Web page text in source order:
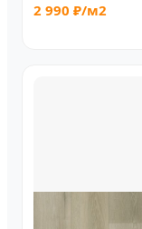
2 990 ₽/м2